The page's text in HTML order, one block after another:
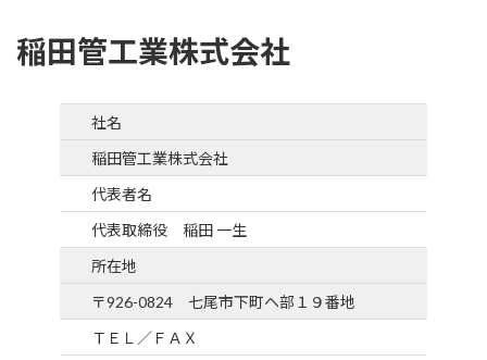
稲田管工業株式会社
社名
稲田管工業株式会社
代表者名
代表取締役 稲田 一生
所在地
〒926-0824 七尾市下町ヘ部１９番地
ＴＥＬ／ＦＡＸ